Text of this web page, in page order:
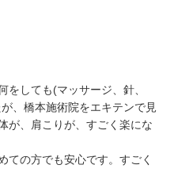
をしても(マッサージ、針、
、橋本施術院をエキテンで見
が、肩こりが、すごく楽にな
ての方でも安心です。すごく